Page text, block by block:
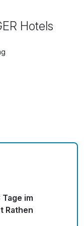
Hotels
pro / Tag
im
Rathen